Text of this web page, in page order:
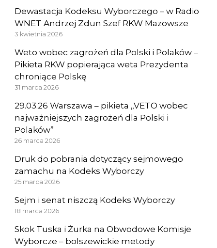
Dewastacja Kodeksu Wyborczego – w Radio
WNET Andrzej Zdun Szef RKW Mazowsze
3 kwietnia 2026
Weto wobec zagrożeń dla Polski i Polaków –
Pikieta RKW popierająca weta Prezydenta
chroniące Polskę
31 marca 2026
29.03.26 Warszawa – pikieta „VETO wobec
najważniejszych zagrożeń dla Polski i
Polaków”
26 marca 2026
Druk do pobrania dotyczący sejmowego
zamachu na Kodeks Wyborczy
25 marca 2026
Sejm i senat niszczą Kodeks Wyborczy
18 marca 2026
Skok Tuska i Żurka na Obwodowe Komisje
Wyborcze – bolszewickie metody